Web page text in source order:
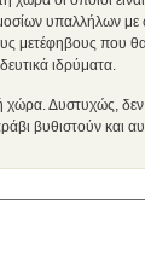
υπαλλήλων με
μετέφηβους που
ιδρύματα.
Δυστυχώς, δεν
βυθιστούν και